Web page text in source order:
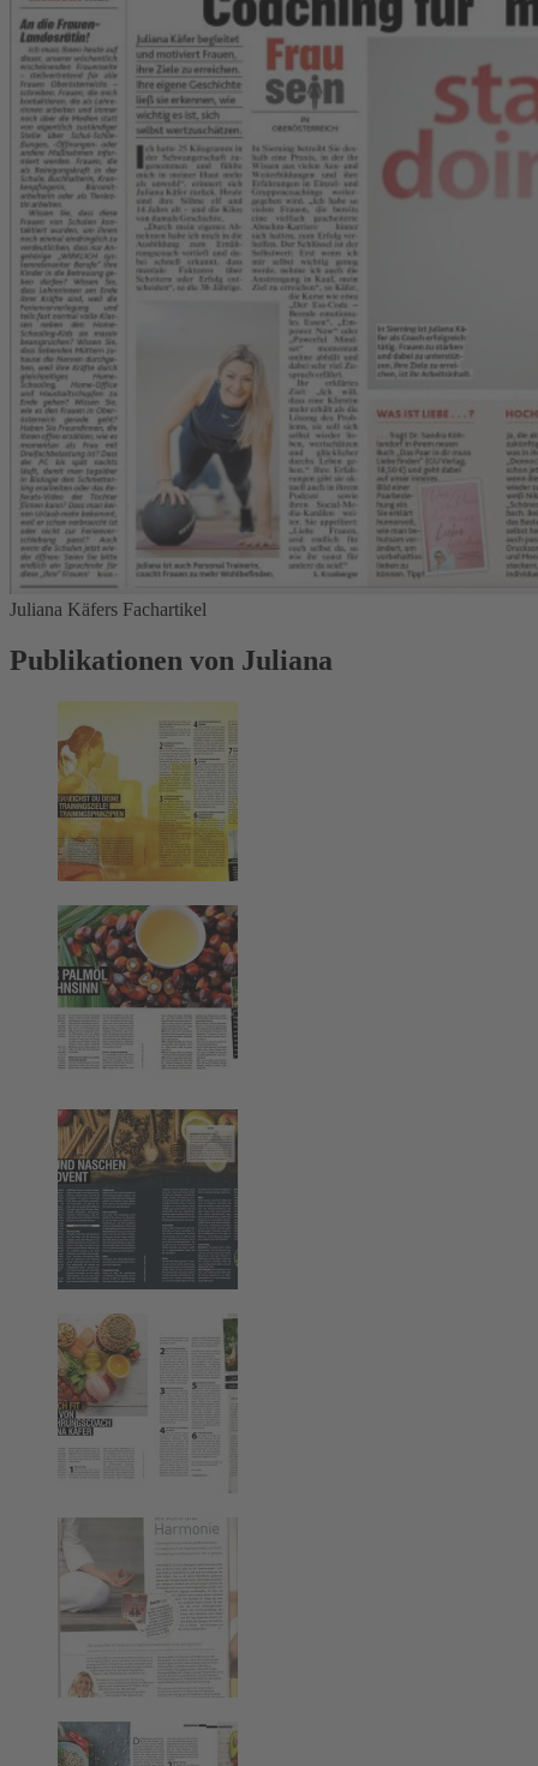
Juliana Käfers Fachartikel
Publikationen von Juliana